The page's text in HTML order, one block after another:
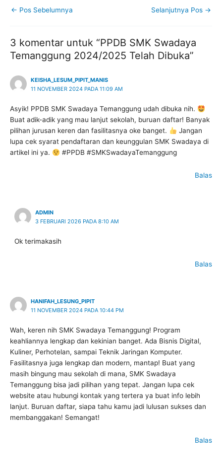
← Pos Sebelumnya Selanjutnya Pos →
3 komentar untuk “PPDB SMK Swadaya
Temanggung 2024/2025 Telah Dibuka”
KEISHA_LESUM_PIPIT_MANIS
11 NOVEMBER 2024 PADA 11:09 AM
Asyik! PPDB SMK Swadaya Temanggung udah dibuka nih.
Buat adik-adik yang mau lanjut sekolah, buruan daftar! Banyak
pilihan jurusan keren dan fasilitasnya oke banget.
Jangan
lupa cek syarat pendaftaran dan keunggulan SMK Swadaya di
artikel ini ya.
#PPDB #SMKSwadayaTemanggung
Balas
ADMIN
3 FEBRUARI 2026 PADA 8:10 AM
Ok terimakasih
Balas
HANIFAH_LESUNG_PIPIT
11 NOVEMBER 2024 PADA 10:44 PM
Wah, keren nih SMK Swadaya Temanggung! Program
keahliannya lengkap dan kekinian banget. Ada Bisnis Digital,
Kuliner, Perhotelan, sampai Teknik Jaringan Komputer.
Fasilitasnya juga lengkap dan modern, mantap! Buat yang
masih bingung mau sekolah di mana, SMK Swadaya
Temanggung bisa jadi pilihan yang tepat. Jangan lupa cek
website atau hubungi kontak yang tertera ya buat info lebih
lanjut. Buruan daftar, siapa tahu kamu jadi lulusan sukses dan
membanggakan! Semangat!
Balas